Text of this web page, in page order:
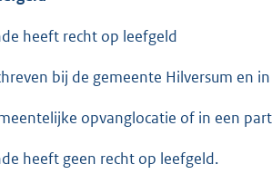
heeft recht op leefgeld
bij de gemeente Hilversum en
opvanglocatie of in een
heeft geen recht op leefgeld.